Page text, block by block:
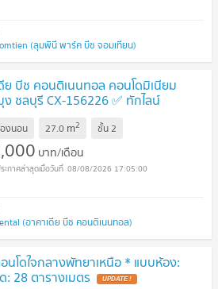
(ลุมพินี พาร์ค บีช จอมเทียน)
ย บีช คอนติเนนทอล คอนโดมิเนียม
ชลบุรี CX-156226 ✅ ทักไลน์
ที ทีมงานมืออาชีพ ✅ 🔥🔥🔥
งนอน 27.0 m2 ชั้น2
บาท/เดือน
08/08/2026 17:05:00
(อาคาเดีย บีช คอนติเนนทอล)
นโดใจกลางพัทยาเหนือ * แบบห้อง:
28 ตารางเมตร